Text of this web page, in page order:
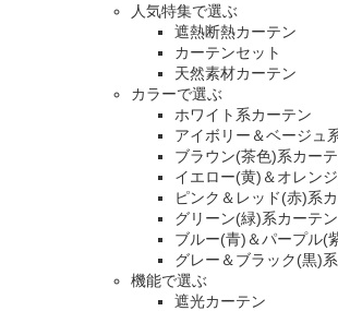
人気特集で選ぶ
遮熱断熱カーテン
カーテンセット
天然素材カーテン
カラーで選ぶ
ホワイト系カーテン
アイボリー＆ベージュ
ブラウン(茶色)系カー
イエロー(黄)＆オレン
ピンク＆レッド(赤)系
グリーン(緑)系カーテン
ブルー(青)＆パープル(
グレー＆ブラック(黒)
機能で選ぶ
遮光カーテン